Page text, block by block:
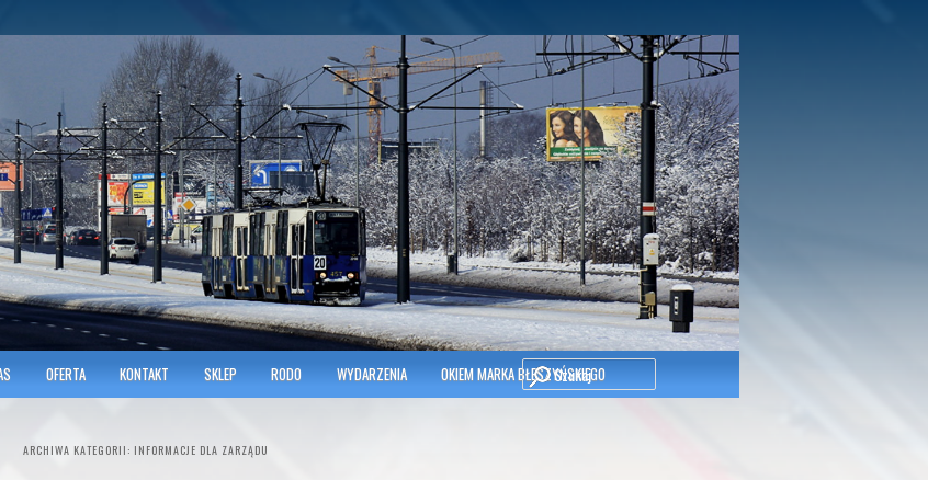
Szukaj
OFERTA KONTAKT SKLEP RODO WYDARZENIA OKIEM MARKA BŁESZYŃSKIEGO
ARCHIWA KATEGORII: INFORMACJE DLA ZARZĄDU